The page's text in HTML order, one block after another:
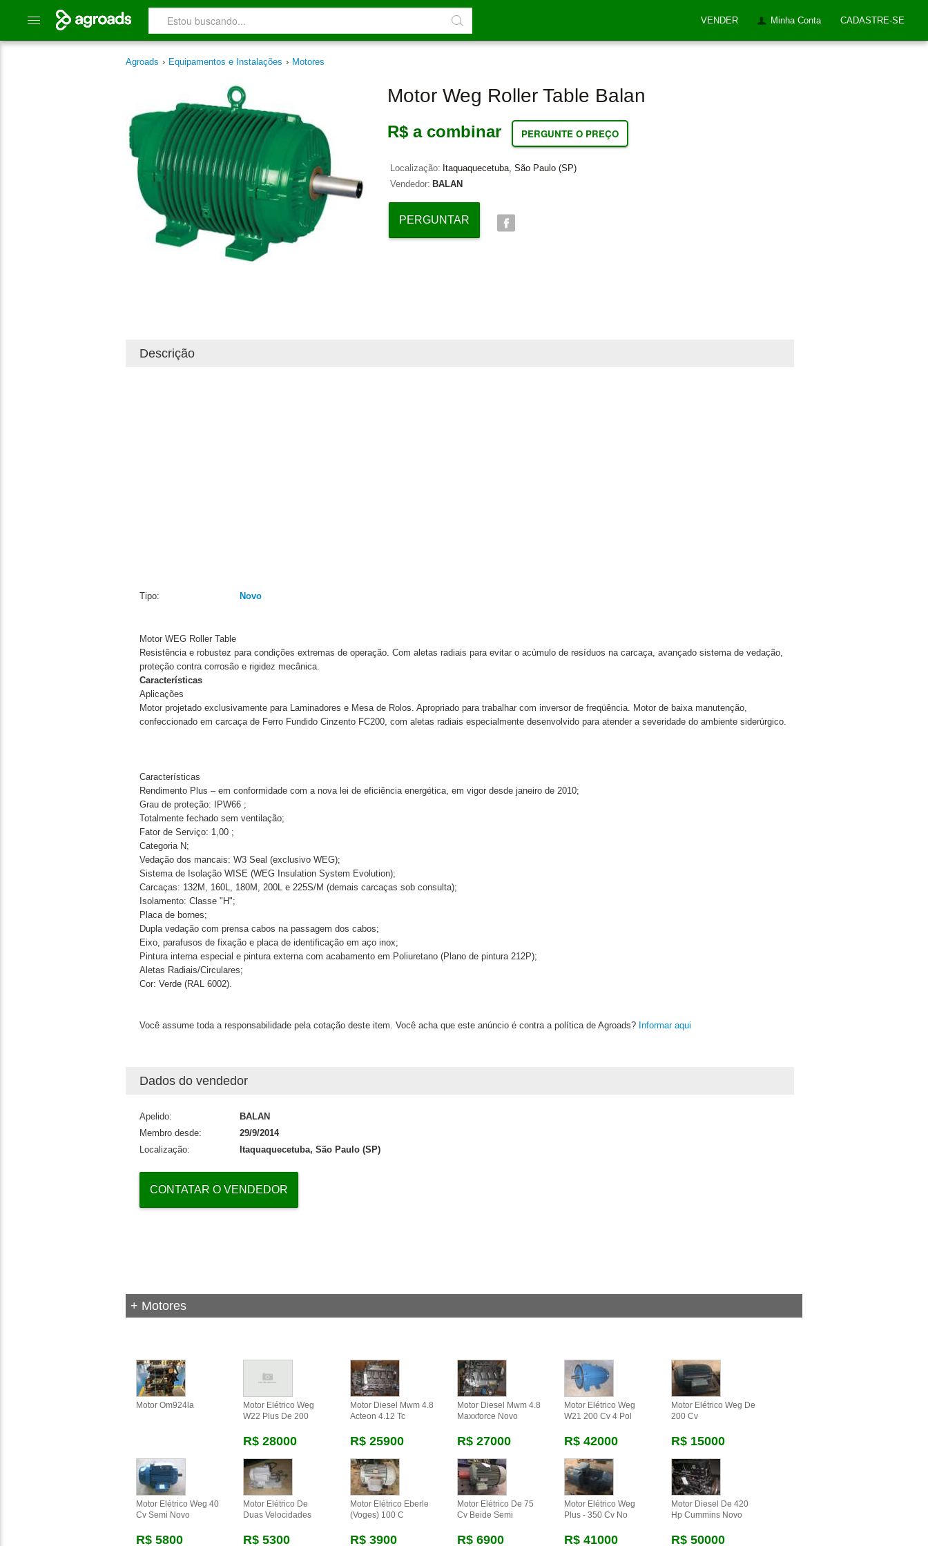
VENDER Minha Conta CADASTRE-SE
Agroads › Equipamentos e Instalações › Motores
Motor Weg Roller Table Balan
R$ a combinar PERGUNTE O PREÇO
Localização: Itaquaquecetuba, São Paulo (SP)
Vendedor: BALAN
PERGUNTAR
Descrição
Tipo: Novo
Motor WEG Roller Table
Resistência e robustez para condições extremas de operação. Com aletas radiais para evitar o acúmulo de resíduos na carcaça, avançado sistema de vedação,
proteção contra corrosão e rigidez mecânica.
Características
Aplicações
Motor projetado exclusivamente para Laminadores e Mesa de Rolos. Apropriado para trabalhar com inversor de freqüência. Motor de baixa manutenção,
confeccionado em carcaça de Ferro Fundido Cinzento FC200, com aletas radiais especialmente desenvolvido para atender a severidade do ambiente siderúrgico.
Características
Rendimento Plus – em conformidade com a nova lei de eficiência energética, em vigor desde janeiro de 2010;
Grau de proteção: IPW66 ;
Totalmente fechado sem ventilação;
Fator de Serviço: 1,00 ;
Categoria N;
Vedação dos mancais: W3 Seal (exclusivo WEG);
Sistema de Isolação WISE (WEG Insulation System Evolution);
Carcaças: 132M, 160L, 180M, 200L e 225S/M (demais carcaças sob consulta);
Isolamento: Classe "H";
Placa de bornes;
Dupla vedação com prensa cabos na passagem dos cabos;
Eixo, parafusos de fixação e placa de identificação em aço inox;
Pintura interna especial e pintura externa com acabamento em Poliuretano (Plano de pintura 212P);
Aletas Radiais/Circulares;
Cor: Verde (RAL 6002).
Você assume toda a responsabilidade pela cotação deste item. Você acha que este anúncio é contra a política de Agroads? Informar aqui
Dados do vendedor
Apelido:
BALAN
Membro desde:
29/9/2014
Localização:
Itaquaquecetuba, São Paulo (SP)
CONTATAR O VENDEDOR
+ Motores
Motor Om924la
Motor Elétrico Weg
W22 Plus De 200
R$ 28000
Motor Diesel Mwm 4.8
Acteon 4.12 Tc
R$ 25900
Motor Diesel Mwm 4.8
Maxxforce Novo
R$ 27000
Motor Elétrico Weg
W21 200 Cv 4 Pol
R$ 42000
Motor Elétrico Weg De
200 Cv
R$ 15000
Motor Elétrico Weg 40
Cv Semi Novo
R$ 5800
Motor Elétrico De
Duas Velocidades
R$ 5300
Motor Elétrico Eberle
(voges) 100 C
R$ 3900
Motor Elétrico De 75
Cv Beide Semi
R$ 6900
Motor Elétrico Weg
Plus - 350 Cv No
R$ 41000
Motor Diesel De 420
Hp Cummins Novo
R$ 50000